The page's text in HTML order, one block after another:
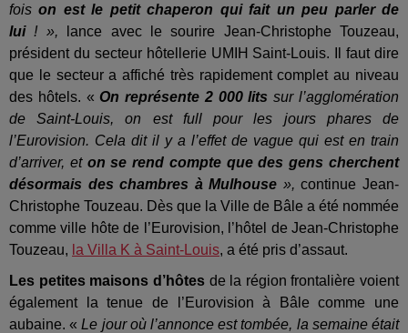
foison est le petit chaperon qui fait un peu parler de
lui! », lance avec le sourire Jean-Christophe Touzeau,
président du secteur hôtellerie UMIH Saint-Louis. Il faut dire
que le secteur a affiché très rapidement complet au niveau
des hôtels. « On représente 2 000 lits sur l’agglomération
de Saint-Louis, on est full pour les jours phares de
l’Eurovision. Cela dit il y a l’effet de vague qui est en train
d’arriver, et on se rend compte que des gens cherchent
désormais des chambres à Mulhouse »,continue Jean-
Christophe Touzeau. Dès que la Ville de Bâle a été nommée
comme ville hôte de l’Eurovision, l’hôtel de Jean-Christophe
Touzeau, la Villa K à Saint-Louis, a été pris d’assaut.
Les petites maisons d’hôtesde la région frontalière voient
également la tenue de l’Eurovision à Bâle comme une
aubaine. «Le jour où l’annonce est tombée, la semaine était